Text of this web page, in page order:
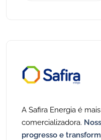
A Safira Energia é
comercializadora.
progresso e